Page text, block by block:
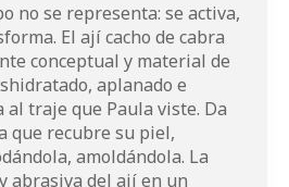
no se representa: se activa,
El ají cacho de cabra
conceptual y material de
aplanado e
al traje que Paula viste. Da
que recubre su piel,
amoldándola. La
abrasiva del ají en un